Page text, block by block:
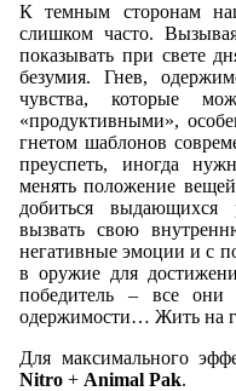
К темным сторонам
слишком часто.
показывать при свете
безумия. Гнев,
чувства, которые
«продуктивными»,
гнетом шаблонов
преуспеть, иногда
менять положение
добиться выдающихся
вызвать свою
негативные эмоции и с
в оружие для
победитель – все
одержимости… Жить на
Для максимального
Nitro + Animal Pak.